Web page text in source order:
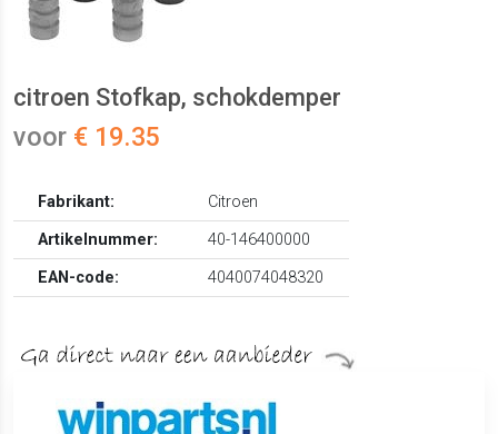
citroen Stofkap, schokdemper
voor € 19.35
Fabrikant:
Citroen
Artikelnummer:
40-146400000
EAN-code:
4040074048320